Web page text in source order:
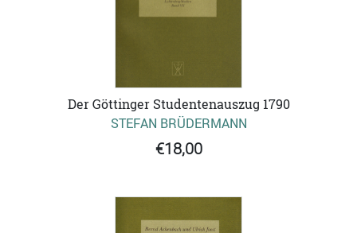
Der Göttinger Studentenauszug 1790
STEFAN BRÜDERMANN
€18,00